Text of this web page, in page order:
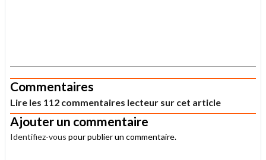
Commentaires
Lire les 112 commentaires lecteur sur cet article
Ajouter un commentaire
Identifiez-vous pour publier un commentaire.